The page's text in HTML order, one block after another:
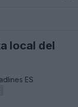
local del
ES